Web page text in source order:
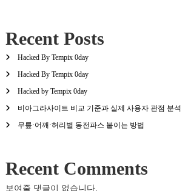
Recent Posts
Hacked By Tempix 0day
Hacked By Tempix 0day
Hacked by Tempix 0day
비아그라사이트 비교 기준과 실제 사용자 관점 분석
무릎·어깨·허리별 동전파스 붙이는 방법
Recent Comments
보여줄 댓글이 없습니다.